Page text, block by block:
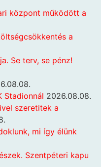
központ működött a
a
Se terv, se pénz!
Stadionnál 2026.08.08.
szeretitek a
mi így élünk
Szentpéteri kapu